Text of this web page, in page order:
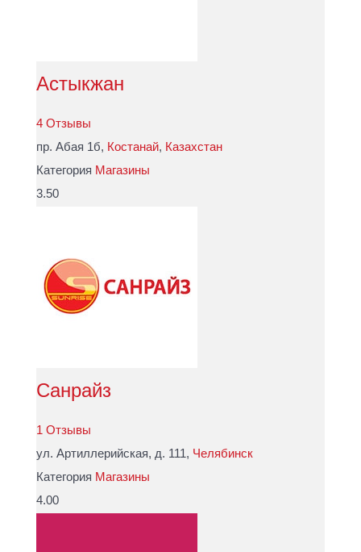
Астыкжан
4 Отзывы
пр. Абая 1б, Костанай, Казахстан
Категория Магазины
3.50
Санрайз
1 Отзывы
ул. Артиллерийская, д. 111, Челябинск
Категория Магазины
4.00